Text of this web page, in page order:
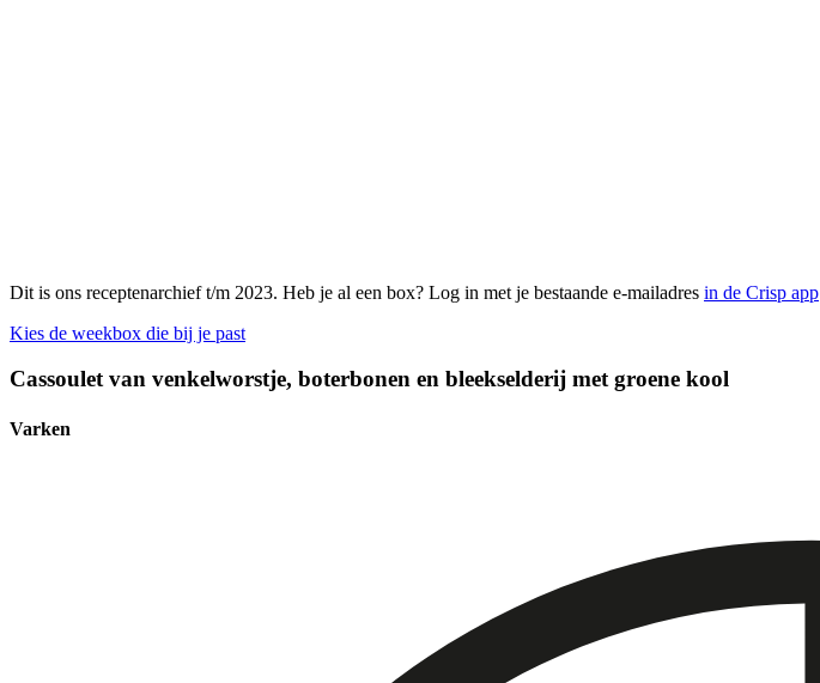
Dit is ons receptenarchief t/m 2023. Heb je al een box? Log in met je bestaande e-mailadres in de Crisp app
Kies de weekbox die bij je past
Cassoulet van venkelworstje, boterbonen en bleekselderij met groene kool
Varken